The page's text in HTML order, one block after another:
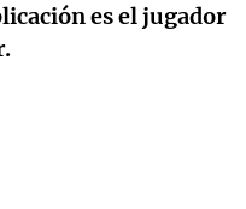
es el jugador